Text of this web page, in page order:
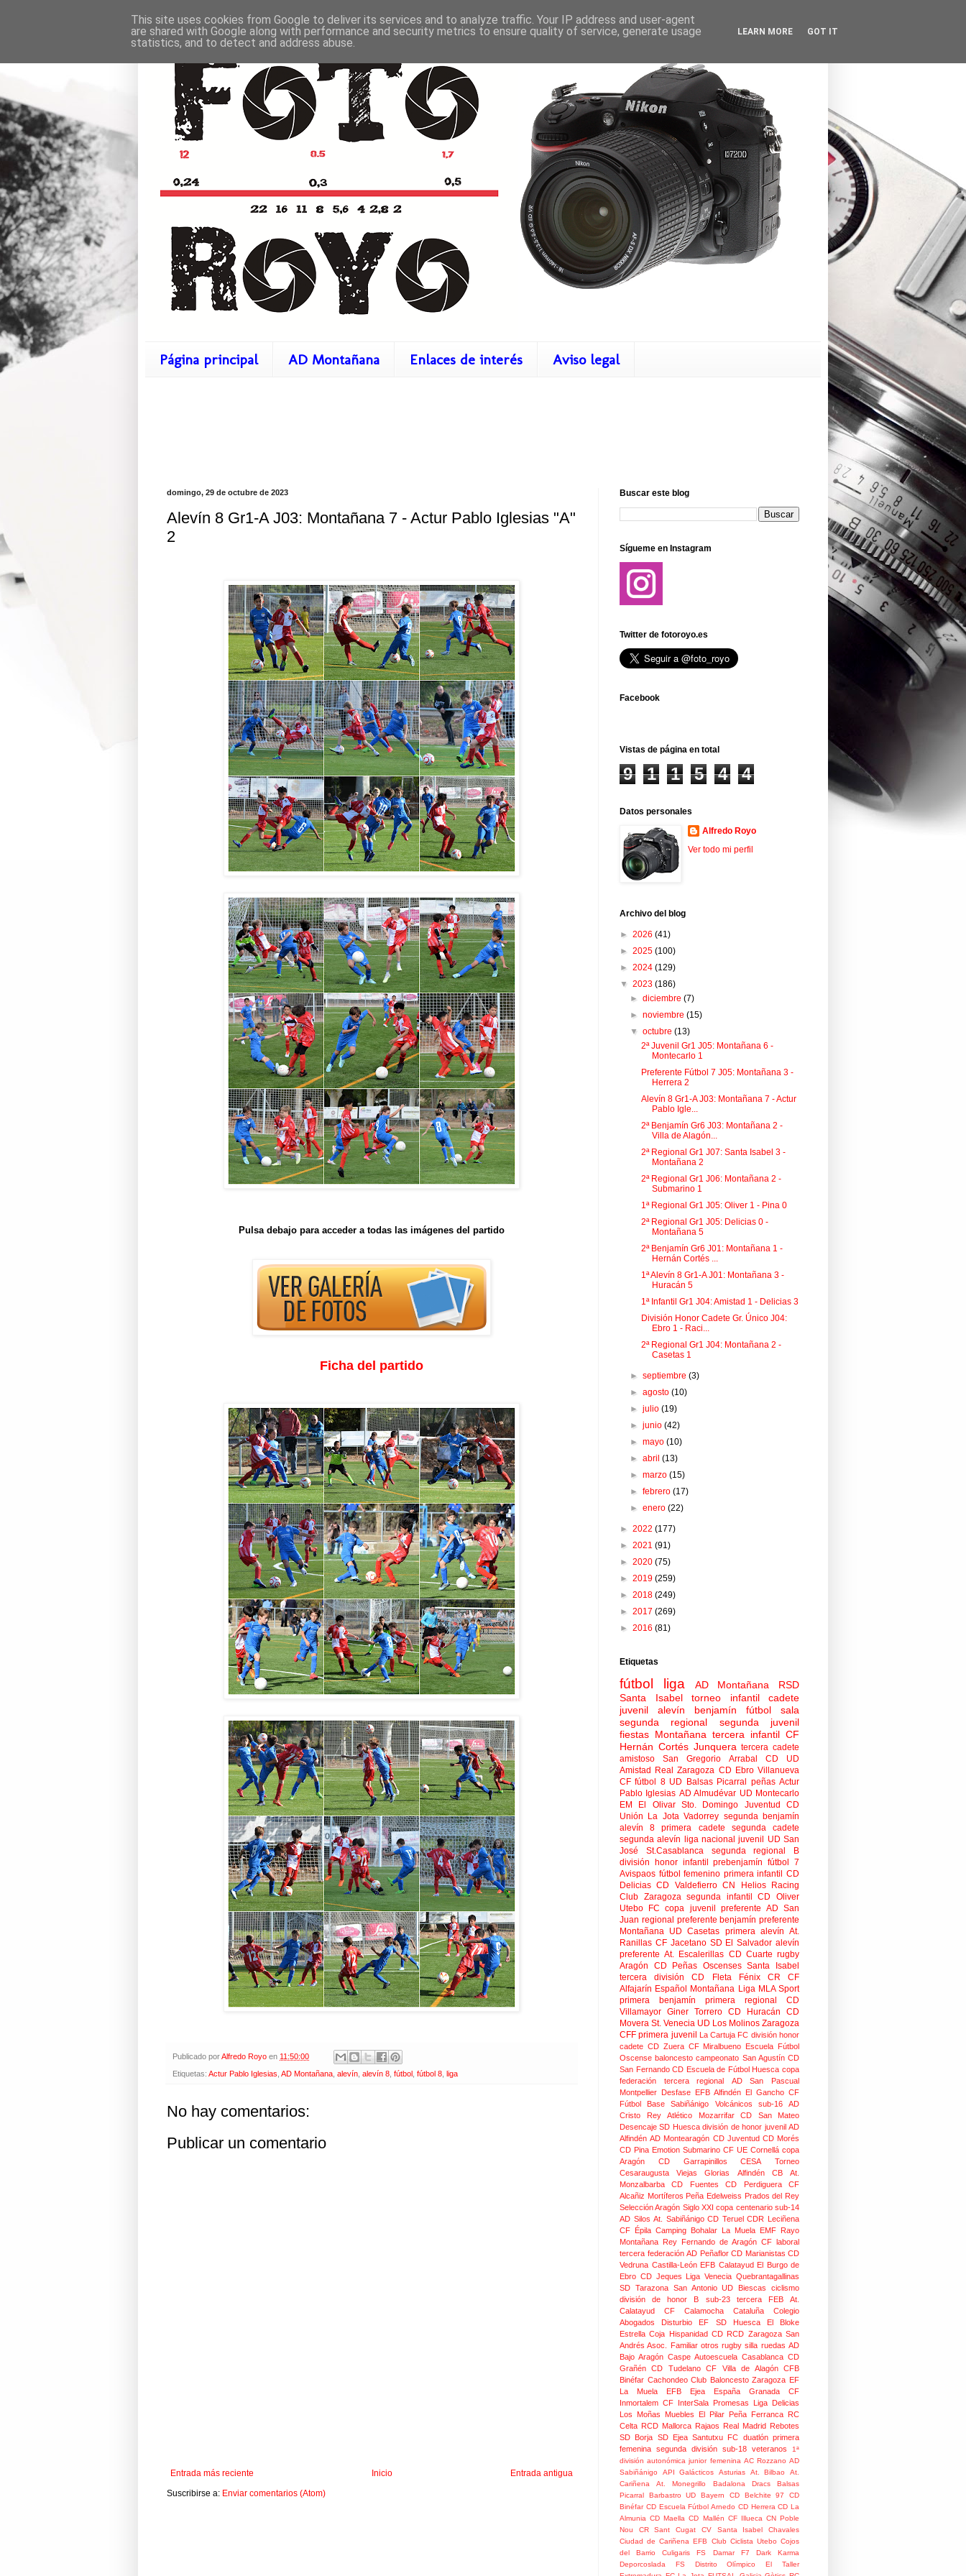
Página principal AD Montañana Enlaces de interés Aviso legal
domingo, 29 de octubre de 2023
Alevín 8 Gr1-A J03: Montañana 7 - Actur Pablo Iglesias "A"
2
Pulsa debajo para acceder a todas las imágenes del partido
Ficha del partido
Publicado porAlfredo Royo en 11:50:00
Etiquetas: Actur Pablo Iglesias AD Montañana alevín alevín 8 fútbol fútbol 8 liga
No hay comentarios:
Publicar un comentario
Entrada más reciente Entrada antigua
Inicio
Suscribirse a: Enviar comentarios (Atom)
Buscar este blog
Sígueme en Instagram
Twitter de fotoroyo.es
Facebook
Vistas de página en total
9 1 1 5 4 4
Datos personales
Alfredo Royo
Ver todo mi perfil
Archivo del blog
► 2026 (41)
► 2025 (100)
► 2024 (129)
▼ 2023 (186)
►diciembre(7)
►noviembre(15)
▼octubre(13)
2ª Juvenil Gr1 J05: Montañana 6 -
Montecarlo 1
Preferente Fútbol 7 J05: Montañana 3 -
Herrera 2
Alevín 8 Gr1-A J03: Montañana 7 - Actur
Pablo Igle...
2ª Benjamín Gr6 J03: Montañana 2 -
Villa de Alagón...
2ª Regional Gr1 J07: Santa Isabel 3 -
Montañana 2
2ª Regional Gr1 J06: Montañana 2 -
Submarino 1
1ª Regional Gr1 J05: Oliver 1 - Pina 0
2ª Regional Gr1 J05: Delicias 0 -
Montañana 5
2ª Benjamín Gr6 J01: Montañana 1 -
Hernán Cortés ...
1ª Alevín 8 Gr1-A J01: Montañana 3 -
Huracán 5
1ª Infantil Gr1 J04: Amistad 1 - Delicias 3
División Honor Cadete Gr. Único J04:
Ebro 1 - Raci...
2ª Regional Gr1 J04: Montañana 2 -
Casetas 1
►septiembre(3)
►agosto(10)
►julio(19)
►junio(42)
►mayo(10)
►abril(13)
►marzo(15)
►febrero(17)
►enero(22)
► 2022 (177)
► 2021 (91)
► 2020 (75)
► 2019 (259)
► 2018 (249)
► 2017 (269)
► 2016 (81)
Etiquetas
fútbol liga AD Montañana
RSD
Santa Isabel
torneo infantil
cadete
juvenil
alevín benjamín
fútbol sala
segunda regional
segunda juvenil
fiestas Montañana tercera infantil CF
Hernán Cortés Junquera tercera cadete
amistoso
San Gregorio Arrabal CD
UD
Amistad
Real Zaragoza CD Ebro Villanueva
CF fútbol 8 UD Balsas Picarral peñas Actur
Pablo Iglesias AD Almudévar UD Montecarlo
EM El Olivar Sto. Domingo Juventud
CD
Unión La Jota Vadorrey segunda benjamín
alevín 8
primera cadete
segunda cadete
segunda alevín
liga nacional juvenil
UD San
José
St.Casablanca
segunda regional B
división honor infantil
prebenjamín fútbol 7
Avispaos fútbol femenino primera infantil
CD
Delicias CD Valdefierro CN Helios
Racing
Club Zaragoza segunda infantil
CD Oliver
Utebo FC copa juvenil preferente AD San
Juan regional preferente benjamín preferente
Montañana UD Casetas primera alevín At.
Ranillas CF Jacetano SD El Salvador alevín
preferente At. Escalerillas CD Cuarte rugby
Aragón
CD Peñas Oscenses Santa Isabel
tercera división
CD Fleta Fénix CR
CF
Alfajarín Español Montañana Liga MLA Sport
primera benjamín
primera regional
CD
Villamayor Giner Torrero CD Huracán
CD
Movera St. Venecia UD Los Molinos Zaragoza
CFF primera juvenil La Cartuja FC división honor
cadete CD Zuera CF Miralbueno Escuela Fútbol
Oscense baloncesto campeonato San Agustín CD
San Fernando CD Escuela de Fútbol Huesca copa
federación
tercera regional
AD San Pascual
Montpellier Desfase EFB Alfindén El Gancho CF
Fútbol Base Sabiñánigo
Volcánicos sub-16
AD
Cristo Rey
Atlético Mozarrifar
CD San Mateo
Desencaje SD Huesca división de honor juvenil AD
Alfindén AD Montearagón CD Juventud CD Morés
CD Pina Emotion Submarino CF UE Cornellá copa
Aragón
CD Garrapinillos CESA
Torneo
Cesaraugusta
Viejas Glorias Alfindén CB
At.
Monzalbarba
CD Fuentes CD Perdiguera
CF
Alcañiz Mortíferos Peña Edelweiss Prados del Rey
Selección Aragón Siglo XXI copa centenario sub-14
AD Silos At. Sabiñánigo CD Teruel CDR Leciñena
CF Épila Camping Bohalar La Muela EMF Rayo
Montañana Rey Fernando de Aragón CF laboral
tercera federación AD Peñaflor CD Marianistas CD
Vedruna Castilla-León EFB Calatayud El Burgo de
Ebro CD Jeques Liga Venecia Quebrantagallinas
SD Tarazona San Antonio UD Biescas
ciclismo
división de honor B
sub-23 tercera FEB
At.
Calatayud
CF Calamocha Cataluña
Colegio
Abogados
Disturbio EF SD Huesca
El Bloke
Estrella Coja Hispanidad CD RCD Zaragoza San
Andrés Asoc. Familiar otros rugby silla ruedas AD
Bajo Aragón Caspe Autoescuela Casablanca CD
Grañén
CD Tudelano CF Villa de Alagón
CFB
Binéfar Cachondeo Club Baloncesto Zaragoza EF
La Muela
EFB Ejea España
Granada CF
Inmortalem CF InterSala Promesas
Liga Delicias
Los Moñas
Muebles El Pilar Peña Ferranca RC
Celta RCD Mallorca Rajaos Real Madrid Rebotes
SD Borja SD Ejea Santutxu FC duatlón primera
femenina segunda división sub-18 veteranos
1ª
división autonómica junior femenina AC Rozzano AD
Sabiñánigo
API Galácticos Asturias At. Bilbao
At.
Cariñena
At. Monegrillo Badalona Dracs
Balsas
Picarral
Barbastro UD Bayern CD Belchite 97
CD
Binéfar CD Escuela Fútbol Arnedo CD Herrera CD La
Almunia CD Maella CD Mallén CF Illueca CN Poble
Nou
CR Sant Cugat CV Santa Isabel
Chavales
Ciudad de Cariñena EFB
Club Ciclista Utebo Cojos
del Barrio
Culigaris FS Damar F7
Dark Karma
Deporcoslada FS
Distrito Olímpico
El Taller
This site uses cookies from Google to deliver its services and to analyze traffic. Your IP address and user-agent
are shared with Google along with performance and security metrics to ensure quality of service, generate usage
statistics, and to detect and address abuse.
LEARN MORE GOT IT